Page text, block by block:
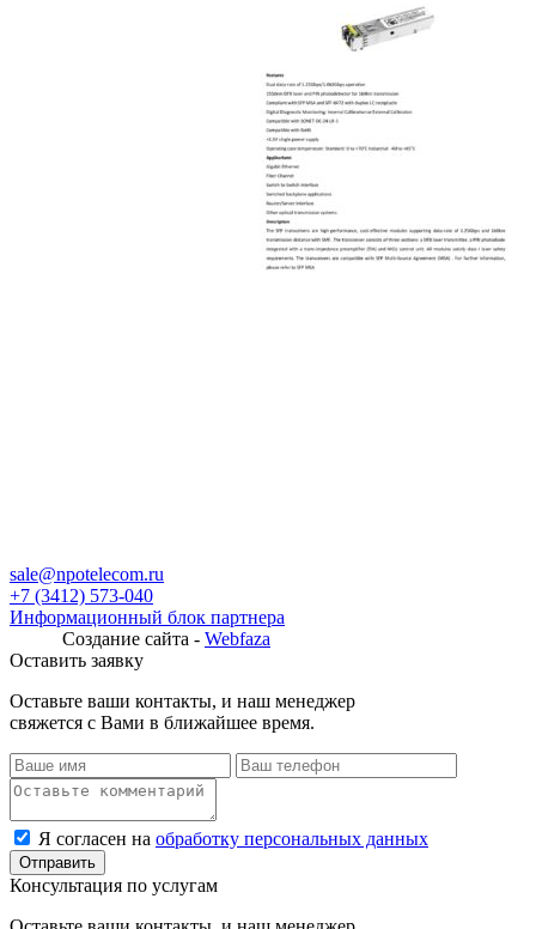
sale@npotelecom.ru
+7 (3412) 573-040
Информационный блок партнера
Создание сайта - Webfaza
Оставить заявку
Оставьте ваши контакты, и наш менеджер
свяжется с Вами в ближайшее время.
Я согласен на обработку персональных данных
Консультация по услугам